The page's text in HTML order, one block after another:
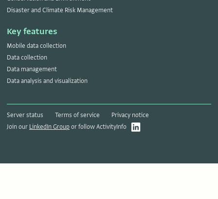
Disaster and Climate Risk Management
Key features
Mobile data collection
Data collection
Data management
Data analysis and visualization
Server status Terms of service
Privacy notice
Join our LinkedIn Groupor follow ActivityInfo